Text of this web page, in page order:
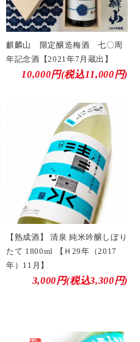
麒麟山 限定醸造梅酒 七〇周
年記念酒【2021年7月蔵出】
10,000円(税込11,000円)
【熟成酒】 清泉 純米吟醸しぼり
たて 1800ml 【Ｈ29年（2017
年）11月】
3,000円(税込3,300円)